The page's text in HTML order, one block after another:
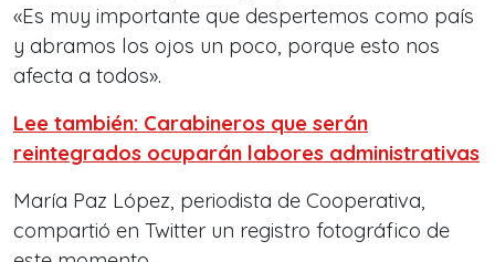
«Es muy importante que despertemos como país
y abramos los ojos un poco, porque esto nos
afecta a todos».
Lee también: Carabineros que serán
reintegrados ocuparán labores administrativas
María Paz López, periodista de Cooperativa,
compartió en Twitter un registro fotográfico de